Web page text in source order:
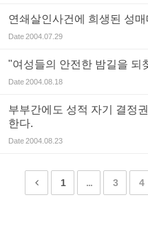
연쇄살인사건에 희생된 성
Date2004.07.29
"여성들의 안전한 밤길을 되
Date2004.08.18
부부간에도 성적 자기 결정
한다.
Date2004.08.23
1 ... 3 4